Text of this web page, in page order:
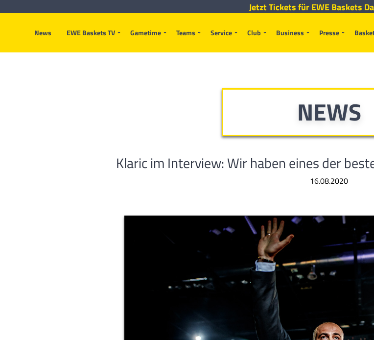
News EWE Baskets TV Gametime Teams Service Club Business Presse
Jetzt Tickets für EWE Baskets
NEWS
Klaric im Interview: Wir haben eines der
16.08.2020